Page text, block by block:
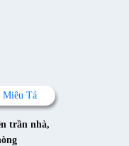
Miêu Tả
trần nhà,